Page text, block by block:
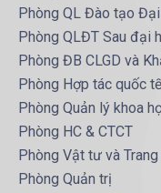
Phòng QL Đào tạo
Phòng QLĐT Sau đại
Phòng ĐB CLGD và
Phòng Hợp tác quốc tế
Phòng Quản lý khoa
Phòng HC & CTCT
Phòng Vật tư và
Phòng Quản trị